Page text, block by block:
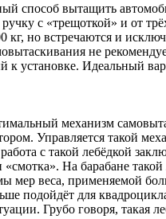
вытащить
с «трещоткой» и от
но встречаются и
не
к установке. Идеальный
механизм
Управляется такой
с такой лебёдкой
На барабане
мер веса, применяемой
подойдёт для
Грубо говоря, такая